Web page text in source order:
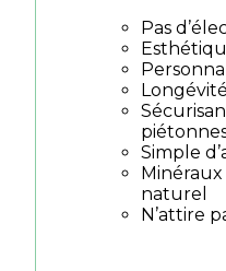
Pas
Longévité
Simple
naturel
N’attire